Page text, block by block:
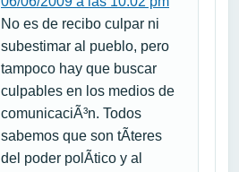
No es de recibo culpar ni
subestimar al pueblo, pero
tampoco hay que buscar
culpables en los medios de
comunicaciÃ³n. Todos
sabemos que son tÃ­teres
del poder polÃ­tico y al